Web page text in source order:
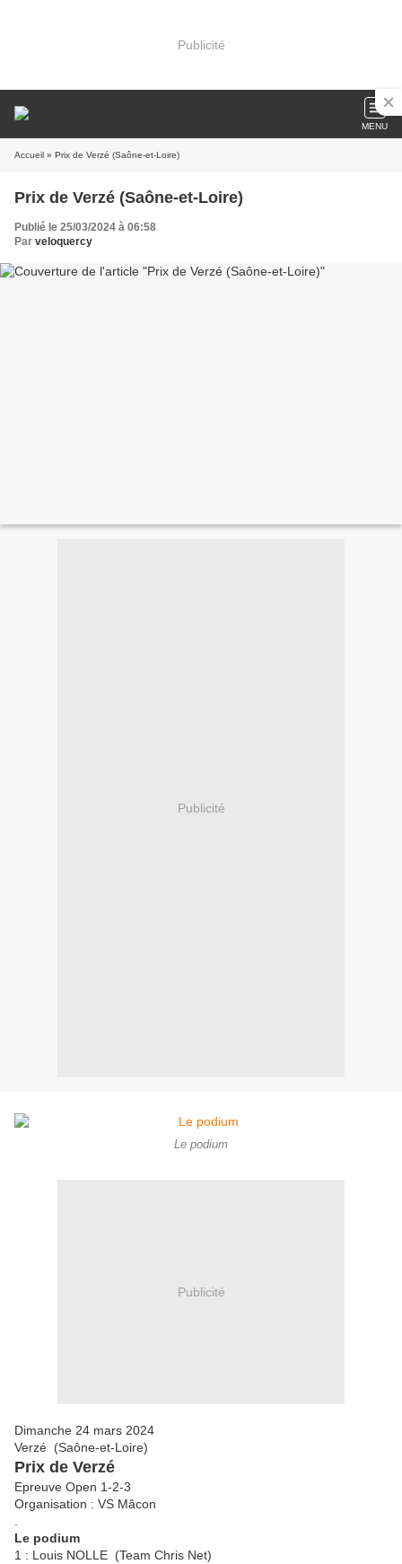
Publicité
MENU
Accueil » Prix de Verzé (Saône-et-Loire)
Prix de Verzé (Saône-et-Loire)
Publié le 25/03/2024 à 06:58
Par veloquercy
Publicité
Le podium
Publicité
Dimanche 24 mars 2024
Verzé (Saône-et-Loire)
Prix de Verzé
Epreuve Open 1-2-3
Organisation : VS Mâcon
Le podium
1 : Louis NOLLE (Team Chris Net)